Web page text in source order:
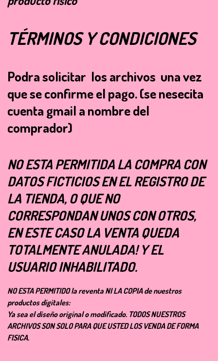
TÉRMINOS Y CONDICIONES
Podra solicitar los archivos una vez
que se confirme el pago.(se nesecita
cuenta gmail a nombre del
comprador)
NO ESTA PERMITIDA LA COMPRA CON
DATOS FICTICIOS EN EL REGISTRO DE
LA TIENDA, O QUE NO
CORRESPONDAN UNOS CON OTROS,
EN ESTE CASO LA VENTA QUEDA
TOTALMENTE ANULADA! Y EL
USUARIO INHABILITADO.
NO ESTA PERMITIDO la reventa NI LA COPIA de nuestros
productos digitales:
Ya sea el diseño original o modificado. TODOS NUESTROS
ARCHIVOS SON SOLO PARA QUE USTED LOS VENDA DE FORMA
FISICA.